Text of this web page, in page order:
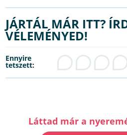
JÁRTÁL MÁR ITT?
VÉLEMÉNYED!
Ennyire
tetszett:
Láttad már a